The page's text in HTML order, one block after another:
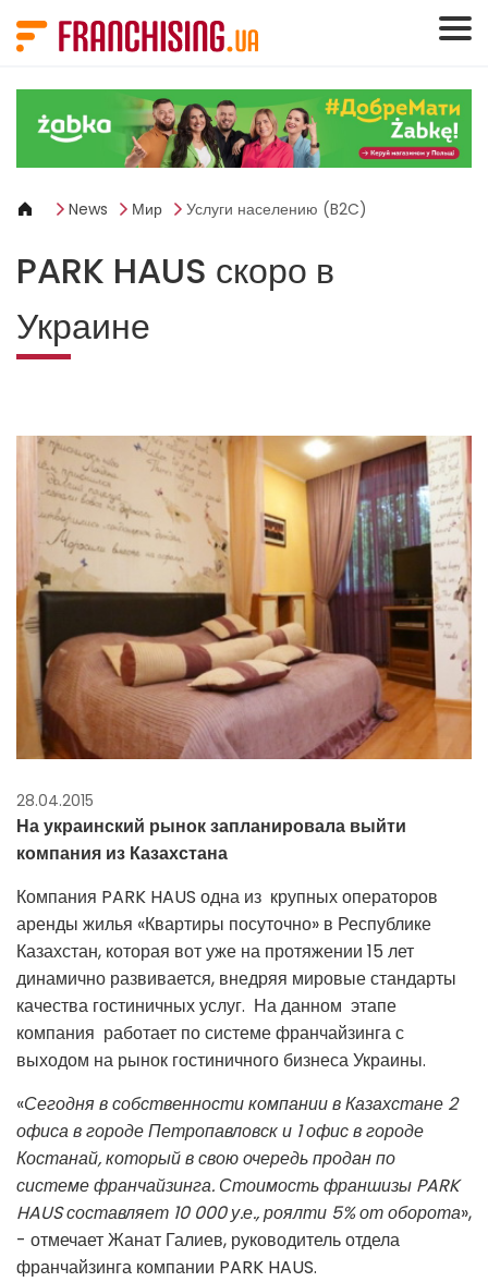
News Мир Услуги населению (B2C)
PARK HAUS скоро в
Украине
28.04.2015
На украинский рынок запланировала выйти
компания из Казахстана
Компания PARK HAUS одна из крупных операторов
аренды жилья «Квартиры посуточно» в Республике
Казахстан, которая вот уже на протяжении 15 лет
динамично развивается, внедряя мировые стандарты
качества гостиничных услуг. На данном этапе
компания работает по системе франчайзинга с
выходом на рынок гостиничного бизнеса Украины.
«Сегодня в собственности компании в Казахстане 2
офиса в городе Петропавловск и 1 офис в городе
Костанай, который в свою очередь продан по
системе франчайзинга. Стоимость франшизы PARK
HAUS составляет 10 000 у.е., роялти 5% от оборота»,
- отмечает Жанат Галиев, руководитель отдела
франчайзинга компании PARK HAUS.